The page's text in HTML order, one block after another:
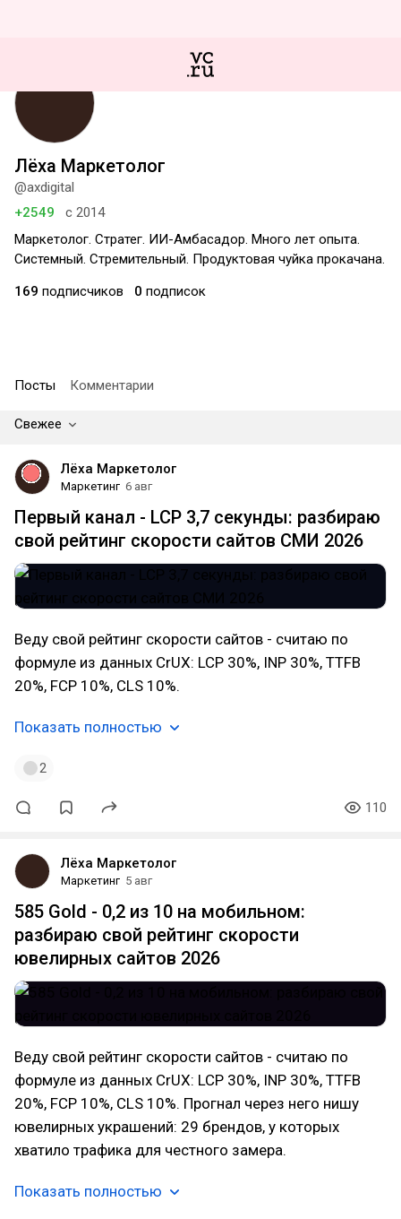
Лёха Маркетолог
@axdigital
+2549
с 2014
Маркетолог. Стратег. ИИ-Амбасадор. Много лет опыта.
Системный. Стремительный. Продуктовая чуйка прокачана.
169 подписчиков 0 подписок
Посты Комментарии
Свежее
Лёха Маркетолог
Маркетинг 6 авг
Первый канал - LCP 3,7 секунды: разбираю
свой рейтинг скорости сайтов СМИ 2026
Веду свой рейтинг скорости сайтов - считаю по
формуле из данных CrUX: LCP 30%, INP 30%, TTFB
20%, FCP 10%, CLS 10%.
Показать полностью
2
110
Лёха Маркетолог
Маркетинг 5 авг
585 Gold - 0,2 из 10 на мобильном:
разбираю свой рейтинг скорости
ювелирных сайтов 2026
Веду свой рейтинг скорости сайтов - считаю по
формуле из данных CrUX: LCP 30%, INP 30%, TTFB
20%, FCP 10%, CLS 10%. Прогнал через него нишу
ювелирных украшений: 29 брендов, у которых
хватило трафика для честного замера.
Показать полностью